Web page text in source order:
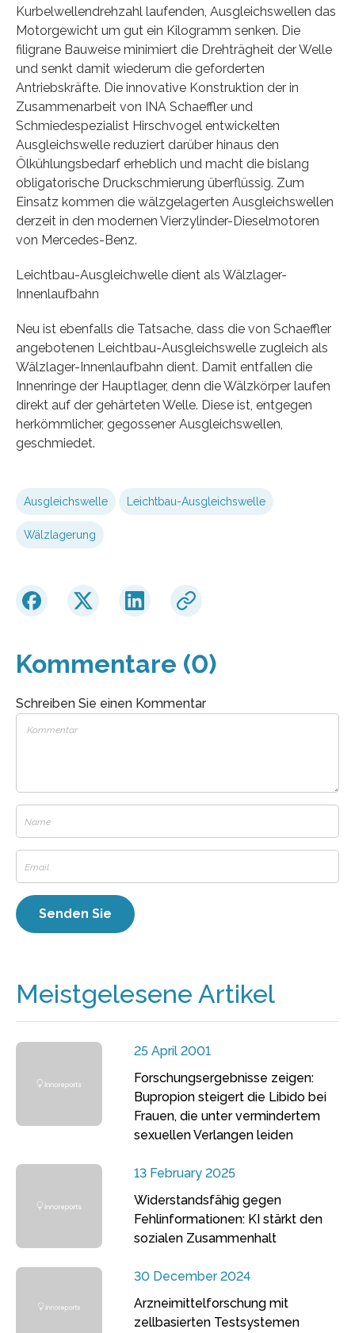
Kurbelwellendrehzahl laufenden, Ausgleichswellen das
Motorgewicht um gut ein Kilogramm senken. Die
filigrane Bauweise minimiert die Drehträgheit der Welle
und senkt damit wiederum die geforderten
Antriebskräfte. Die innovative Konstruktion der in
Zusammenarbeit von INA Schaeffler und
Schmiedespezialist Hirschvogel entwickelten
Ausgleichswelle reduziert darüber hinaus den
Ölkühlungsbedarf erheblich und macht die bislang
obligatorische Druckschmierung überflüssig. Zum
Einsatz kommen die wälzgelagerten Ausgleichswellen
derzeit in den modernen Vierzylinder-Dieselmotoren
von Mercedes-Benz.
Leichtbau-Ausgleichwelle dient als Wälzlager-
Innenlaufbahn
Neu ist ebenfalls die Tatsache, dass die von Schaeffler
angebotenen Leichtbau-Ausgleichswelle zugleich als
Wälzlager-Innenlaufbahn dient. Damit entfallen die
Innenringe der Hauptlager, denn die Wälzkörper laufen
direkt auf der gehärteten Welle. Diese ist, entgegen
herkömmlicher, gegossener Ausgleichswellen,
geschmiedet.
Ausgleichswelle Leichtbau-Ausgleichswelle
Wälzlagerung
Kommentare (0)
Schreiben Sie einen Kommentar
Meistgelesene Artikel
25 April 2001
Forschungsergebnisse zeigen:
Bupropion steigert die Libido bei
Frauen, die unter vermindertem
sexuellen Verlangen leiden
13 February 2025
Widerstandsfähig gegen
Fehlinformationen: KI stärkt den
sozialen Zusammenhalt
30 December 2024
Arzneimittelforschung mit
zellbasierten Testsystemen